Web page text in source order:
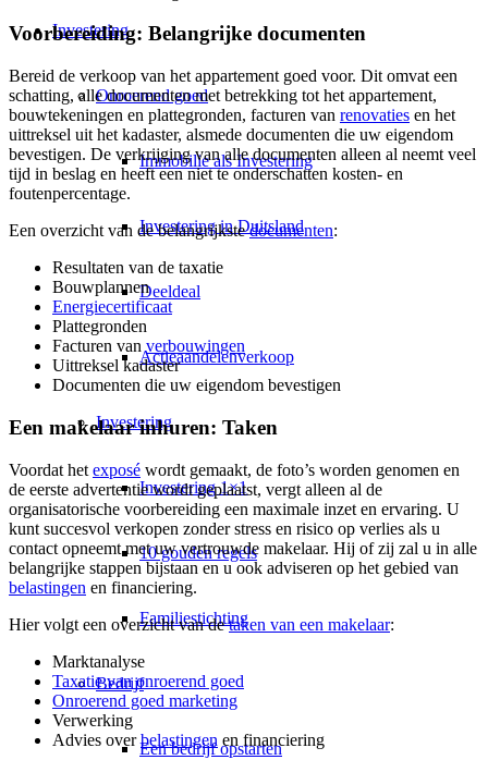
Investering
Onroerend goed
Immobilie als Investering
Investering in Duitsland
Deeldeal
Actieaandelenverkoop
Investering
Investering 1×1
10 gouden regels
Familiestichting
Bedrijf
Een bedrijf opstarten
Voorbereiding: Belangrijke documenten
Bereid de verkoop van het appartement goed voor. Dit omvat een
schatting, alle documenten met betrekking tot het appartement,
bouwtekeningen en plattegronden, facturen van renovaties en het
uittreksel uit het kadaster, alsmede documenten die uw eigendom
bevestigen. De verkrijging van alle documenten alleen al neemt veel
tijd in beslag en heeft een niet te onderschatten kosten- en
foutenpercentage.
Een overzicht van de belangrijkstedocumenten:
Resultaten van de taxatie
Bouwplannen
Energiecertificaat
Plattegronden
Facturen van verbouwingen
Uittreksel kadaster
Documenten die uw eigendom bevestigen
Een makelaar inhuren: Taken
Voordat het exposé wordt gemaakt, de foto’s worden genomen en
de eerste advertentie wordt geplaatst, vergt alleen al de
organisatorische voorbereiding een maximale inzet en ervaring. U
kunt succesvol verkopen zonder stress en risico op verlies als u
contact opneemt met uw vertrouwde makelaar. Hij of zij zal u in alle
belangrijke stappen bijstaan en u ook adviseren op het gebied van
belastingen en financiering.
Hier volgt een overzicht van detaken van een makelaar:
Marktanalyse
Taxatie van onroerend goed
Onroerend goed marketing
Verwerking
Advies overbelastingen en financiering